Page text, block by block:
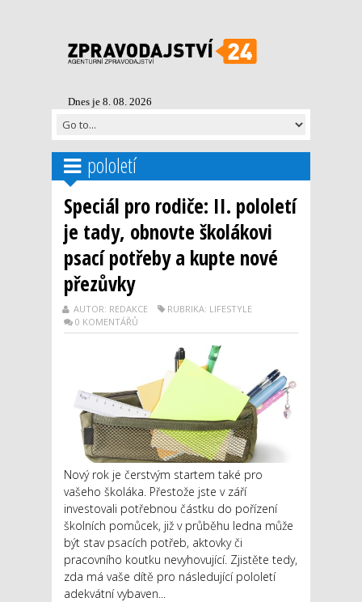
Dnes je 8. 08. 2026
pololetí
Speciál pro rodiče: II. pololetí
je tady, obnovte školákovi
psací potřeby a kupte nové
přezůvky
AUTOR: REDAKCE
RUBRIKA: LIFESTYLE
0 KOMENTÁŘŮ
Nový rok je čerstvým startem také pro
vašeho školáka. Přestože jste v září
investovali potřebnou částku do pořízení
školních pomůcek, již v průběhu ledna může
být stav psacích potřeb, aktovky či
pracovního koutku nevyhovující. Zjistěte tedy,
zda má vaše dítě pro následující pololetí
adekvátní vybaven...